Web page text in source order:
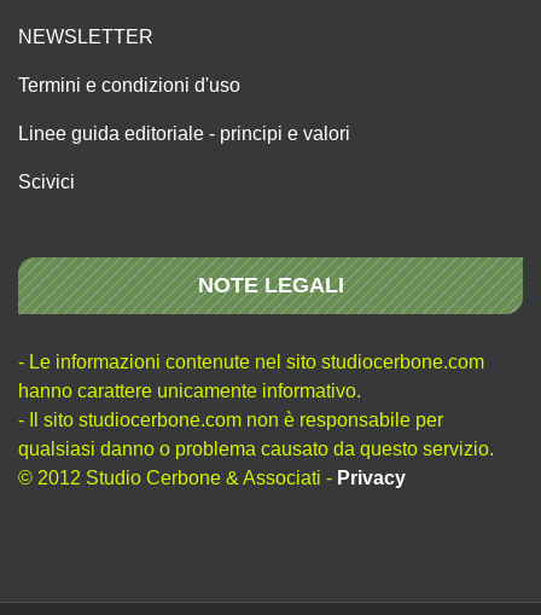
NEWSLETTER
Termini e condizioni d'uso
Linee guida editoriale - principi e valori
Scivici
NOTE LEGALI
- Le informazioni contenute nel sito studiocerbone.com
hanno carattere unicamente informativo.
- Il sito studiocerbone.com non è responsabile per
qualsiasi danno o problema causato da questo servizio.
© 2012 Studio Cerbone & Associati - Privacy